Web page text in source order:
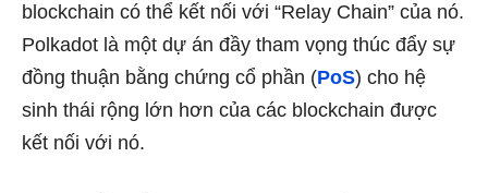
blockchain có thể kết nối với “Relay Chain” của nó.
Polkadot là một dự án đầy tham vọng thúc đẩy sự
đồng thuận bằng chứng cổ phần (PoS) cho hệ
sinh thái rộng lớn hơn của các blockchain được
kết nối với nó.